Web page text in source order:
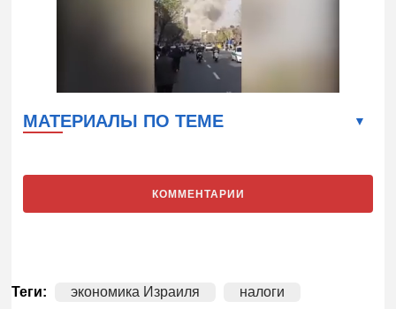
МАТЕРИАЛЫ ПО ТЕМЕ
КОММЕНТАРИИ
Теги: экономика Израиля налоги